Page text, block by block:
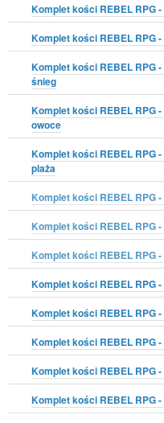
Komplet kości REBEL RPG
Komplet kości REBEL RPG
Komplet kości REBEL RPG
śnieg
Komplet kości REBEL RPG
owoce
Komplet kości REBEL RPG
plaża
Komplet kości REBEL RPG
Komplet kości REBEL RPG
Komplet kości REBEL RPG -
Komplet kości REBEL RPG -
Komplet kości REBEL RPG
Komplet kości REBEL RPG
Komplet kości REBEL RPG
Komplet kości REBEL RPG